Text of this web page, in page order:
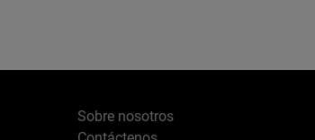
Sobre nosotros